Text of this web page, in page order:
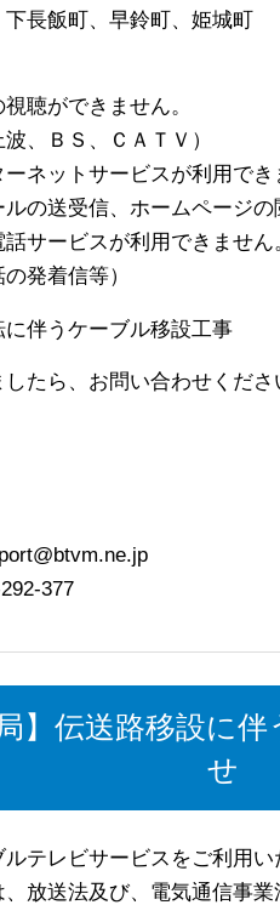
町、姫城町 の
聴ができません。
ＣＡＴＶ）
ービスが利用できま
ホームページの閲
が利用できません
等）
伴うケーブル移設工事
たら、お問い合わせくださ
377
】伝送路移設に
せ
テレビサービスをご利用
放送法及び、電気通信事